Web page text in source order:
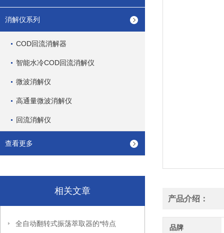
消解仪系列
COD回流消解器
智能水冷COD回流消解仪
微波消解仪
高通量微波消解仪
回流消解仪
查看更多
相关文章
全自动翻转式振荡萃取器的*特点
产品介绍：
品牌